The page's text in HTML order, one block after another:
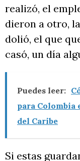
realizó, el
dieron a otro,
dolió, el que
casó, un día
Puedes leer:
para Colombia
del Caribe
Si estas